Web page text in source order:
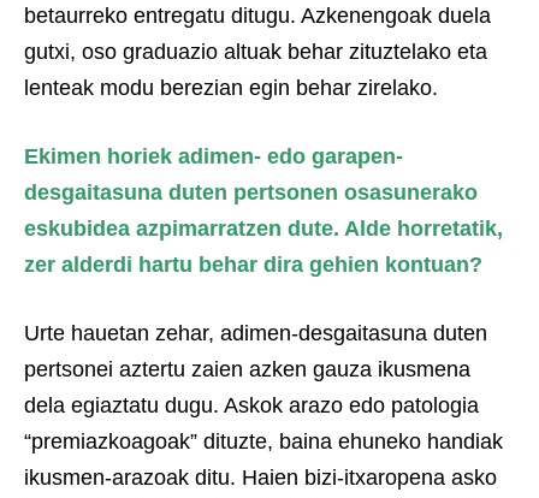
betaurreko entregatu ditugu. Azkenengoak duela
gutxi, oso graduazio altuak behar zituztelako eta
lenteak modu berezian egin behar zirelako.
Ekimen horiek adimen- edo garapen-
desgaitasuna duten pertsonen osasunerako
eskubidea azpimarratzen dute. Alde horretatik,
zer alderdi hartu behar dira gehien kontuan?
Urte hauetan zehar, adimen-desgaitasuna duten
pertsonei aztertu zaien azken gauza ikusmena
dela egiaztatu dugu. Askok arazo edo patologia
“premiazkoagoak” dituzte, baina ehuneko handiak
ikusmen-arazoak ditu. Haien bizi-itxaropena asko